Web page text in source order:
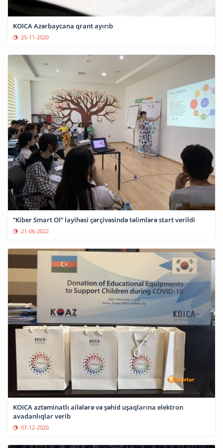
KOICA Azərbaycana qrant ayırıb
25-11-2020
“Kiber Smart Ol” layihəsi çərçivəsində təlimlərə start verildi
21-06-2022
KOICA aztəminatlı ailələrə və şəhid uşaqlarına elektron
avadanlıqlar verib
07-12-2020